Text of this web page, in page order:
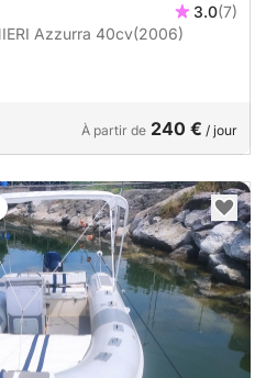
3.0(7)
Bateau sans permis RANIERI Azzurra 40cv(2006)
À partir de 240 € / jour